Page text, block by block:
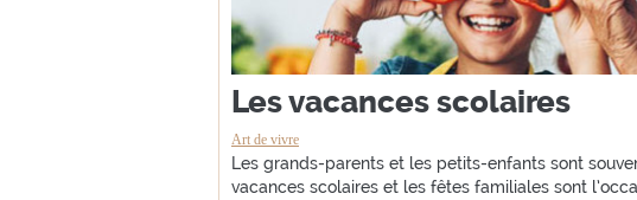
Les vacances scolaires
Art de vivre
Les grands-parents et les petits-enfants sont
vacances scolaires et les fêtes familiales sont